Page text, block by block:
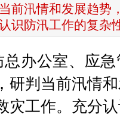
前汛情和发展趋势
识防汛工作的复杂
总办公室、应
研判当前汛情
灾工作。充分